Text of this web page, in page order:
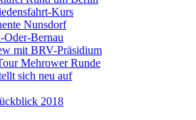
Kurs
Nunsdorf
Oder-Bernau
mit BRV-Präsidium
Mehrower Runde
sich neu auf
2018